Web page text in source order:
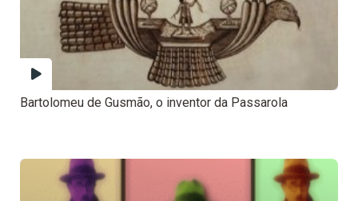
Bartolomeu de Gusmão, o inventor da Passarola